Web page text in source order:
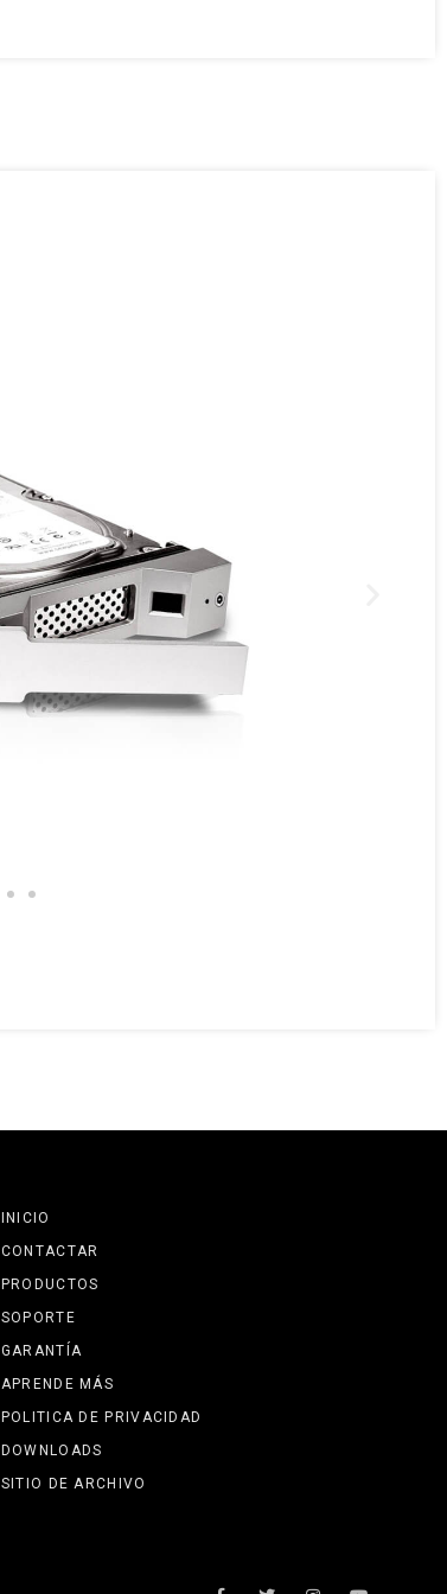
INICIO
CONTACTAR
PRODUCTOS
SOPORTE
GARANTÍA
APRENDE MÁS
POLITICA DE PRIVACIDAD
DOWNLOADS
SITIO DE ARCHIVO